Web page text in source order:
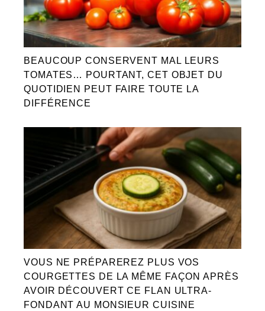
BEAUCOUP CONSERVENT MAL LEURS
TOMATES… POURTANT, CET OBJET DU
QUOTIDIEN PEUT FAIRE TOUTE LA
DIFFÉRENCE
VOUS NE PRÉPAREREZ PLUS VOS
COURGETTES DE LA MÊME FAÇON APRÈS
AVOIR DÉCOUVERT CE FLAN ULTRA-
FONDANT AU MONSIEUR CUISINE